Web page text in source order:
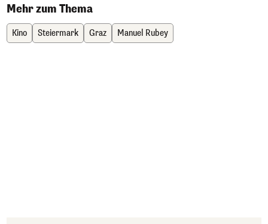
Mehr zum Thema
Kino Steiermark Graz Manuel Rubey